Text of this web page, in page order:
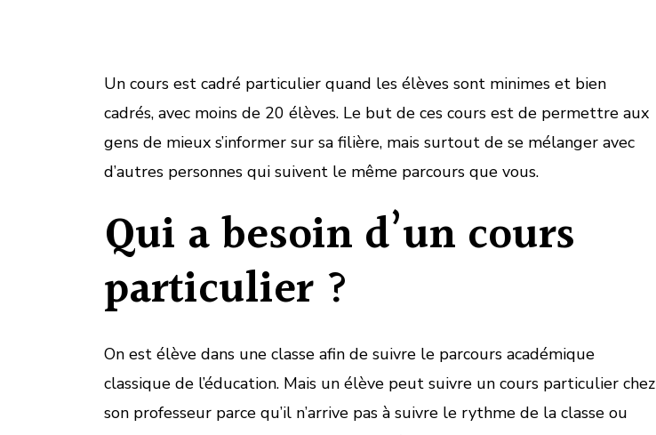
Un cours est cadré particulier quand les élèves sont minimes et bien
cadrés, avec moins de 20 élèves. Le but de ces cours est de permettre aux
gens de mieux s’informer sur sa filière, mais surtout de se mélanger avec
d’autres personnes qui suivent le même parcours que vous.
Qui a besoin d’un cours
particulier ?
On est élève dans une classe afin de suivre le parcours académique
classique de l’éducation. Mais un élève peut suivre un cours particulier chez
son professeur parce qu’il n’arrive pas à suivre le rythme de la classe ou